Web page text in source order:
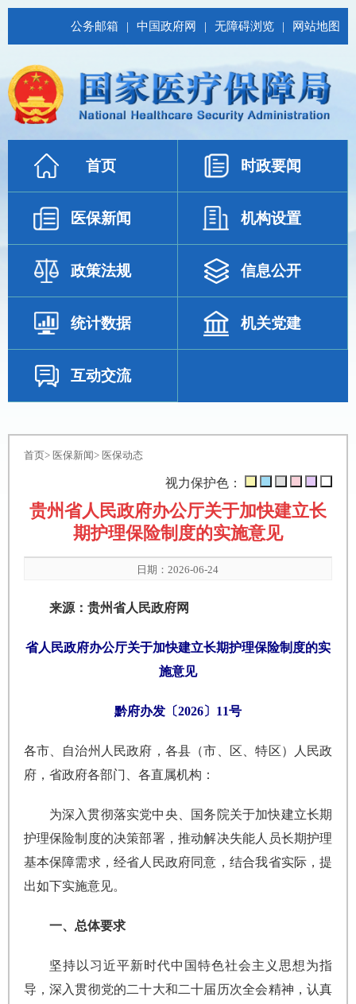
公务邮箱 | 中国政府网 | 无障碍浏览 | 网站地图
首页 时政要闻
医保新闻 机构设置
政策法规 信息公开
统计数据 机关党建
互动交流
首页> 医保新闻> 医保动态
视力保护色：
贵州省人民政府办公厅关于加快建立长
期护理保险制度的实施意见
日期：2026-06-24
来源：贵州省人民政府网
省人民政府办公厅关于加快建立长期护理保险制度的实
施意见
黔府办发〔2026〕11号
各市、自治州人民政府，各县（市、区、特区）人民政
府，省政府各部门、各直属机构：
为深入贯彻落实党中央、国务院关于加快建立长期
护理保险制度的决策部署，推动解决失能人员长期护理
基本保障需求，经省人民政府同意，结合我省实际，提
出如下实施意见。
一、总体要求
坚持以习近平新时代中国特色社会主义思想为指
导，深入贯彻党的二十大和二十届历次全会精神，认真